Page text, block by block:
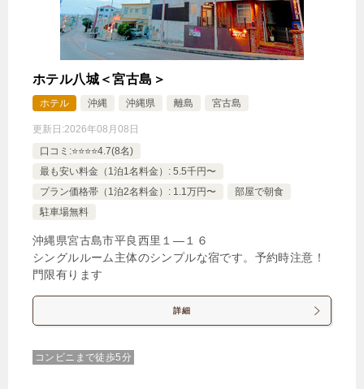
クティブルーム
21,753円【オーシャンビュー】ツインデラッ
【チェーンホテル特集】7日前までのご予約がお得！
お部屋のみプラン
ツイン
禁煙ルーム
ホテル八城＜宮古島＞
ホテル 沖縄 沖縄県 離島 宮古島
更新日:2026年08月08日
口コミ:⭐️⭐️⭐️⭐️4.7(8名)
最も安い料金（1泊1名料金）: 5.5千円〜
プラン価格帯（1泊2名料金）: 1.1万円〜
部屋で朝食
駐車場無料
沖縄県宮古島市平良西里１―１６
シングルルーム主体のシンプルな宿です。予約時注意！
門限有ります
詳細
コンビニまで徒歩5分